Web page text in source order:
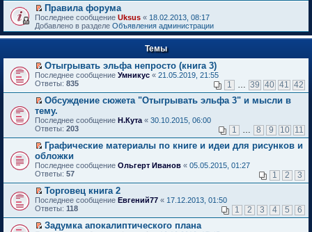
й
т
и
к
п
в
о
м
у
н
е
п
р
о
ч
и
т
а
н
о
м
у
с
о
о
П
е
р
е
т
и
к
п
р
о
м
у
н
е
п
р
о
ч
и
т
а
н
Правила форума
Последнее сообщение Uksus « 18.02.2013, 08:17
Добавлено в разделе Объявления администрации
Темы
П
е
е
й
т
и
к
п
е
р
в
о
м
у
н
е
р
Отыгрывать эльфа непросто (книга 3)
Последнее сообщение Умникус « 21.05.2019, 21:55
Ответы: 835 1 39 40 41 42
П
е
р
е
й
т
и
к
п
е
р
в
о
м
у
Обсуждение сюжета "Отыгрывать эльфа 3" и мысли в
тему.
Последнее сообщение Н.Кута « 30.10.2015, 06:00
Ответы: 203 1 8 9 10 11
П
е
р
е
й
и
к
п
е
Графические материалы по книге и идеи для рисунков и
обложки
Последнее сообщение Ольгерт Иванов « 05.05.2015, 01:27
Ответы: 57 1 2 3
П
е
е
Торговец книга 2
Последнее сообщение Евгений77 « 17.12.2013, 01:50
Ответы: 118 1 2 3 4 5 6
Задумка апокалиптического плана